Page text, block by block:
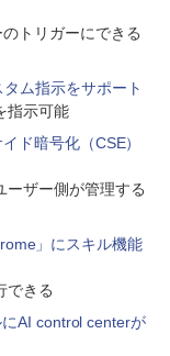
トリガーにできる
ム指示をサポート
指示可能
ド暗号化（CSE）
ーザー側が管理する
」にスキル機能
できる
AI control centerが